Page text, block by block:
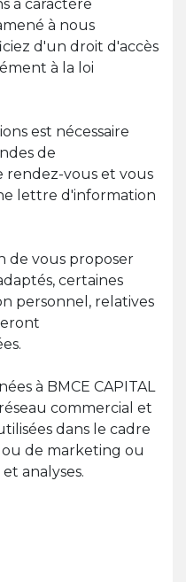
à caractère
à nous
d'un droit d'accès
à la loi
est nécessaire
de
rendez-vous et vous
lettre d'information
de vous proposer
certaines
personnel, relatives
à BMCE CAPITAL
commercial et
dans le cadre
de marketing ou
analyses.